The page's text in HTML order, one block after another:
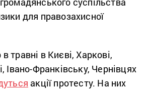
для правозахисної
травні в Києві, Харкові,
Івано-Франківську, Чернівцях
акції протесту. На них